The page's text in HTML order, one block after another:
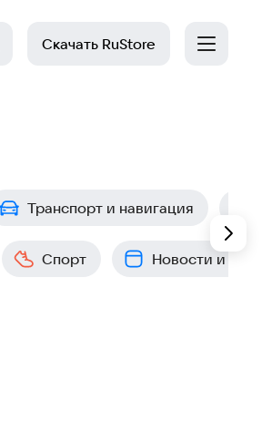
Скачать RuStore
Транспорт и навигация
Спорт Новости и